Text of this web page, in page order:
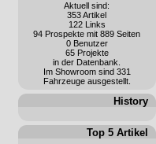
Aktuell sind:
353 Artikel
122 Links
94 Prospekte mit 889 Seiten
0 Benutzer
65 Projekte
in der Datenbank.
Im Showroom sind 331
Fahrzeuge ausgestellt.
History
Top 5 Artikel